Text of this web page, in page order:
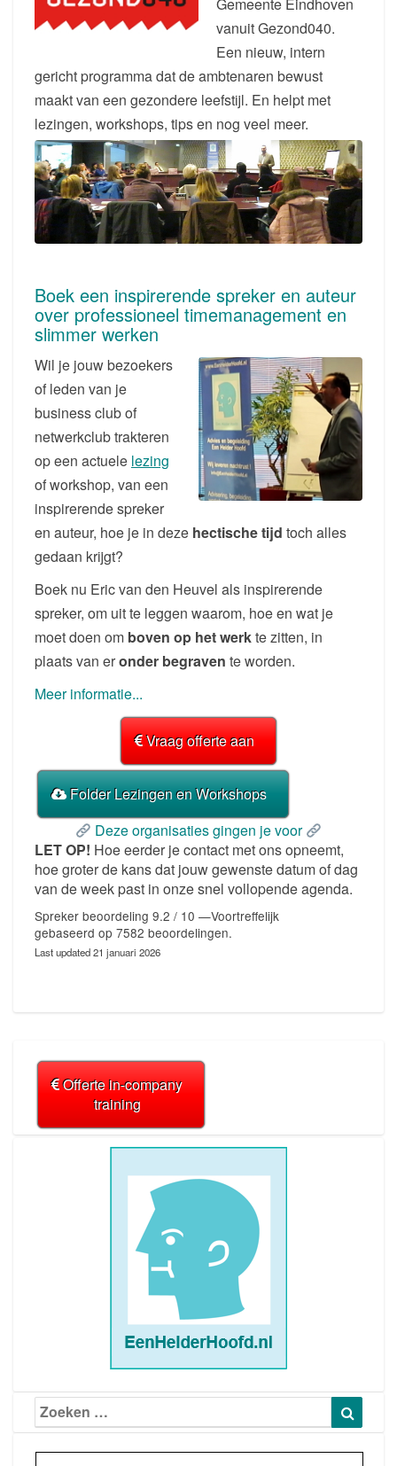
vanuit Gezond040.
Een nieuw, intern
gericht programma dat de ambtenaren bewust
maakt van een gezondere leefstijl. En helpt met
lezingen, workshops, tips en nog veel meer.
Boek een inspirerende spreker en auteur
over professioneel timemanagement en
slimmer werken
Wil je jouw bezoekers
of leden van je
business club of
netwerkclub trakteren
op een actuele lezing
of workshop, van een
inspirerende spreker
en auteur, hoe je in deze hectische tijd toch alles
gedaan krijgt?
Boek nu Eric van den Heuvel als inspirerende
spreker, om uit te leggen waarom, hoe en wat je
moet doen om boven op het werkte zitten, in
plaats van eronder begraven te worden.
Meer informatie...
Vraag offerte aan
Folder Lezingen en Workshops
Deze organisaties gingen je voor
LET OP! Hoe eerder je contact met ons opneemt,
hoe groter de kans dat jouw gewenste datum of dag
van de week past in onze snel vollopende agenda.
Spreker beoordeling 9.2 / 10 —Voortreffelijk
gebaseerd op 7582 beoordelingen.
Last updated21 januari 2026
Offerte in-company
training
Zoeken
naar: